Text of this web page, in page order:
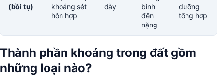
(bồi tụ)
khoáng sét
hỗn hợp
dày
bình
đến
nặng
dưỡng
tổng hợp
Thành phần khoáng trong đất gồm
những loại nào?